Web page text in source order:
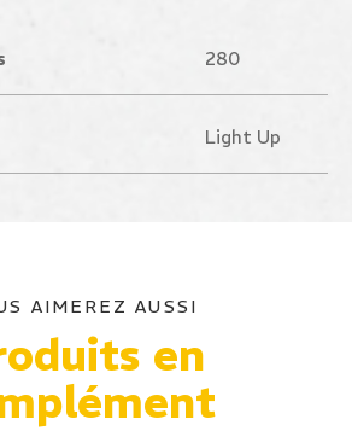
280
Light Up
AIMEREZ AUSSI
en